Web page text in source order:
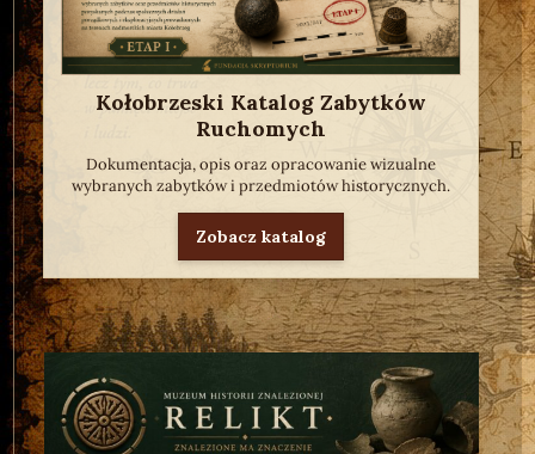
Kołobrzeski Katalog Zabytków
Ruchomych
Dokumentacja, opis oraz opracowanie wizualne
wybranych zabytków i przedmiotów historycznych.
Zobacz katalog